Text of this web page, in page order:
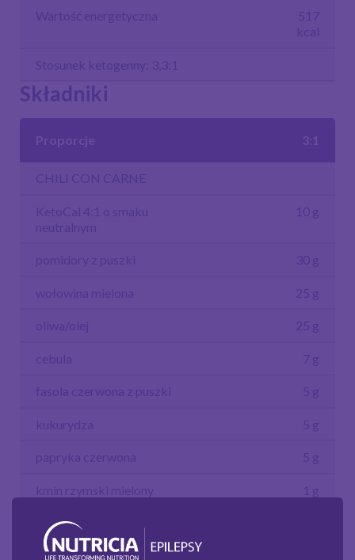
Składniki
Proporcje 3:1
CHILI CON CARNE
KetoCal 4:1 o smaku
neutralnym
10 g
pomidory z puszki 30 g
wołowina mielona 25 g
oliwa/olej 25 g
cebula 7 g
fasola czerwona z puszki 5 g
kukurydza 5 g
papryka czerwona 5 g
kmin rzymski mielony 1 g
kolendra świeża
chili (niekoniecznie)
Wartość energetyczna
517
kcal
Stosunek ketogenny: 3,3:1